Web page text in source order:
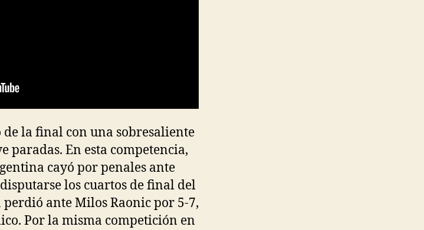
la final con una sobresaliente
paradas. En esta competencia,
cayó por penales ante
los cuartos de final del
ante Milos Raonic por 5-7,
Por la misma competición en